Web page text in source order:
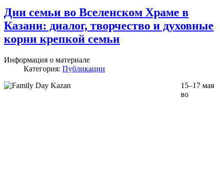
Дни семьи во Вселенском Храме в
Казани: диалог, творчество и духовные
корни крепкой семьи
Информация о материале
Категория: Публикации
15–17 мая
во